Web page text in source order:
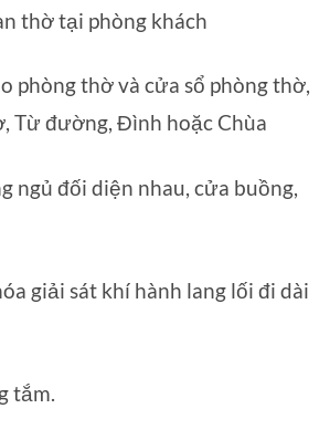
thờ tại phòng khách
phòng thờ và cửa sổ phòng thờ,
Từ đường, Đình hoặc Chùa
ngủ đối diện nhau, cửa buồng,
giải sát khí hành lang lối đi dài
tắm.